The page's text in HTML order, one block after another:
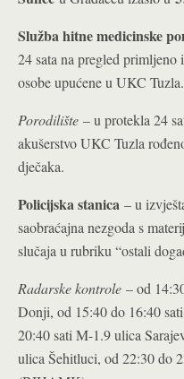
Služba hitne medicinske
24 sata na pregled
osobe upućene u UKC Tuzla.
Porodilište – u protekla 24
akušerstvo UKC Tuzla
dječaka.
Policijska stanica – u
saobraćajna nezgoda s
slučaja u rubriku “ostali
Radarske kontrole – od
Donji, od 15:40 do 16:40
20:40 sati M-1.9 ulica
ulica Šehitluci, od 22:30 do